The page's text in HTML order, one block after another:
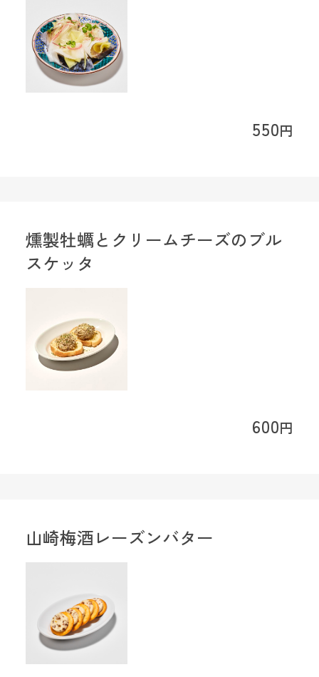
550円
600円
燻製牡蠣とクリームチーズのブル
スケッタ
山崎梅酒レーズンバター